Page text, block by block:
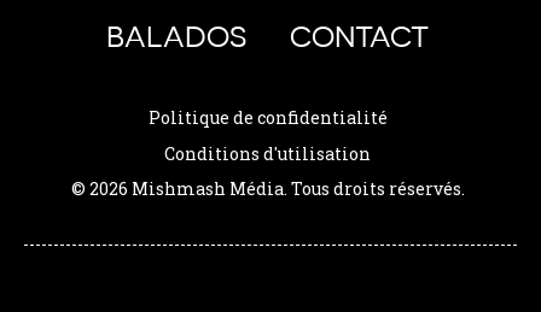
© 2026 Mishmash Média. Tous droits réservés.